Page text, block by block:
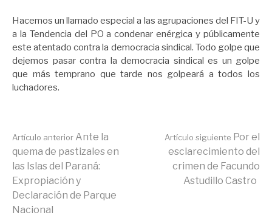
Hacemos un llamado especial a las agrupaciones del FIT-U y
a la Tendencia del PO a condenar enérgica y públicamente
este atentado contra la democracia sindical. Todo golpe que
dejemos pasar contra la democracia sindical es un golpe
que más temprano que tarde nos golpeará a todos los
luchadores.
Seguir
leyendo
Artículo anterior Ante la
quema de pastizales en
las Islas del Paraná:
Expropiación y
Declaración de Parque
Nacional
Artículo siguiente Por el
esclarecimiento del
crimen de Facundo
Astudillo Castro